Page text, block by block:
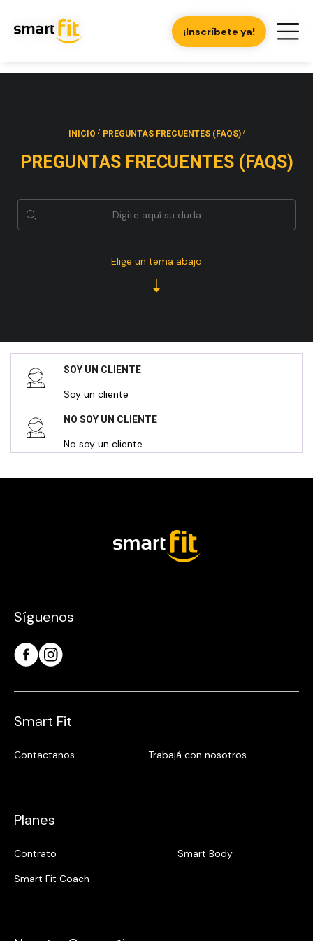
¡Inscríbete ya!
INICIO / PREGUNTAS FRECUENTES (FAQS) /
PREGUNTAS FRECUENTES (FAQS)
Elige un tema abajo
SOY UN CLIENTE
Soy un cliente
NO SOY UN CLIENTE
No soy un cliente
Síguenos
Smart Fit
Contactanos Trabajá con nosotros
Planes
Contrato
Smart Body
Smart Fit Coach